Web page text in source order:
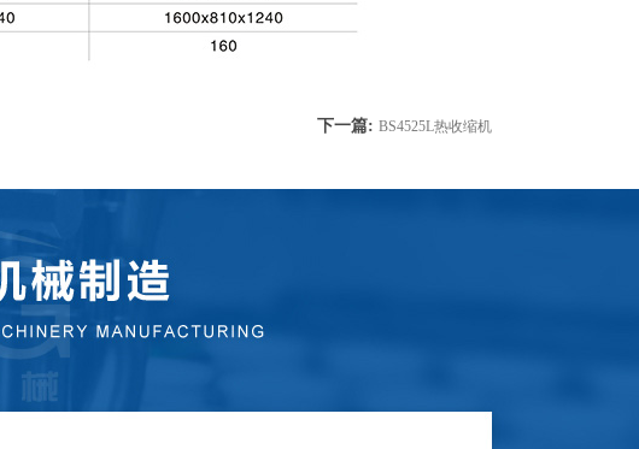
下一篇: BS4525L热收缩机